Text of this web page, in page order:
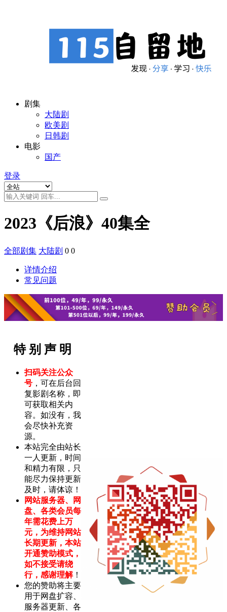
剧集
大陆剧
欧美剧
日韩剧
电影
国产
登录
2023《后浪》40集全
全部剧集 大陆剧 0 0
详情介绍
常见问题
特 别 声 明
扫码关注公众
号 ，可在后台回
复影剧名称，即
可获取相关内
容。如没有，我
会尽快补充资
源。
本站完全由站长
一人更新，时间
和精力有限，只
能尽力保持更新
及时，请体谅！
网站服务器、网
盘、各类会员每
年需花费上万
元，为维持网站
长期更新，本站
开通赞助模式，
如不接受请绕
行，感谢理解！
您的赞助将主要
用于网盘扩容、
服务器更新、各